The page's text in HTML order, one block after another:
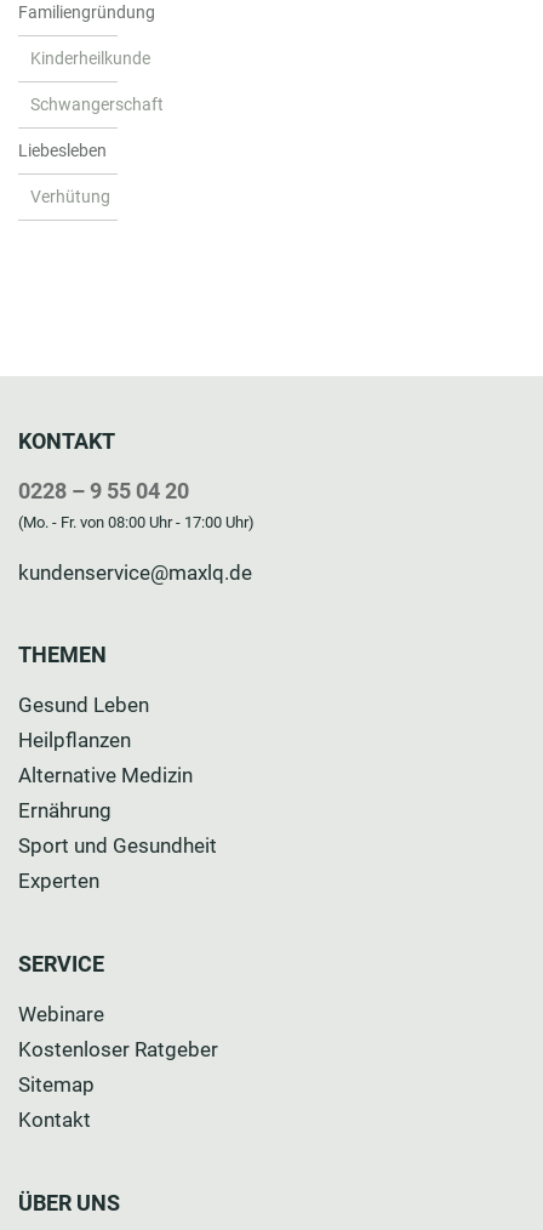
Familiengründung
Kinderheilkunde
Schwangerschaft
Liebesleben
Verhütung
KONTAKT
0228 – 9 55 04 20
(Mo. - Fr. von 08:00 Uhr - 17:00 Uhr)
kundenservice@maxlq.de
THEMEN
Gesund Leben
Heilpflanzen
Alternative Medizin
Ernährung
Sport und Gesundheit
Experten
SERVICE
Webinare
Kostenloser Ratgeber
Sitemap
Kontakt
ÜBER UNS